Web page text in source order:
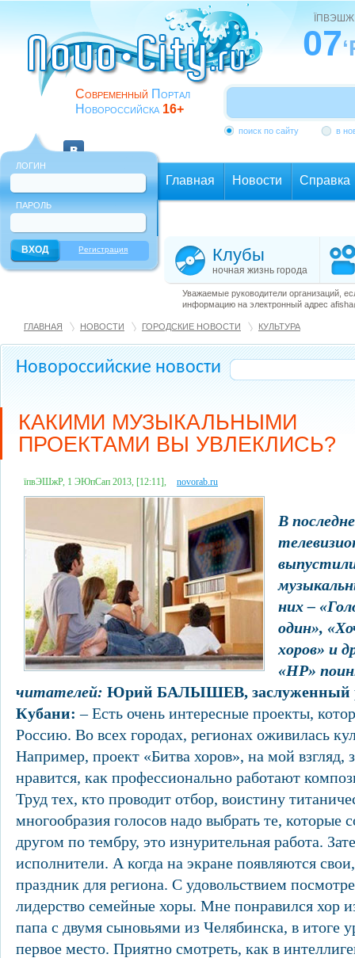
Современный Портал
Новороссийска 16+
07
поиск по сайту в
ЛОГИН
ПАРОЛЬ
Регистрация
Главная Новости Справка
Клубы
ночная жизнь города
Уважаемые руководители организаций,
информацию на электронный адрес
ГЛАВНАЯ НОВОСТИ ГОРОДСКИЕ НОВОСТИ КУЛЬТУРА
Новороссийские новости
КАКИМИ МУЗЫКАЛЬНЫМИ
ПРОЕКТАМИ ВЫ УВЛЕКЛИСЬ?
їпвЭШжР, 1 ЭЮпСап 2013, [12:11], novorab.ru
В
выпустили
них –
один»,
хоров» и
«НР»
читателей: Юрий БАЛЫШЕВ, заслуженный
Кубани:– Есть очень интересные проекты,
Россию. Во всех городах, регионах оживилась
Например, проект «Битва хоров», на мой взгляд,
нравится, как профессионально работают
Труд тех, кто проводит отбор, воистину
многообразия голосов надо выбрать те, которые
другом по тембру, это изнурительная работа.
исполнители. А когда на экране появляются
праздник для региона. С удовольствием
лидерство семейные хоры. Мне понравился хор
папа с двумя сыновьями из Челябинска, в итоге
первое место. Приятно смотреть, как в